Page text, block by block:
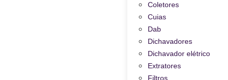
Coletores
Cuias
Dab
Dichavadores
Dichavador elétrico
Extratores
Filtros